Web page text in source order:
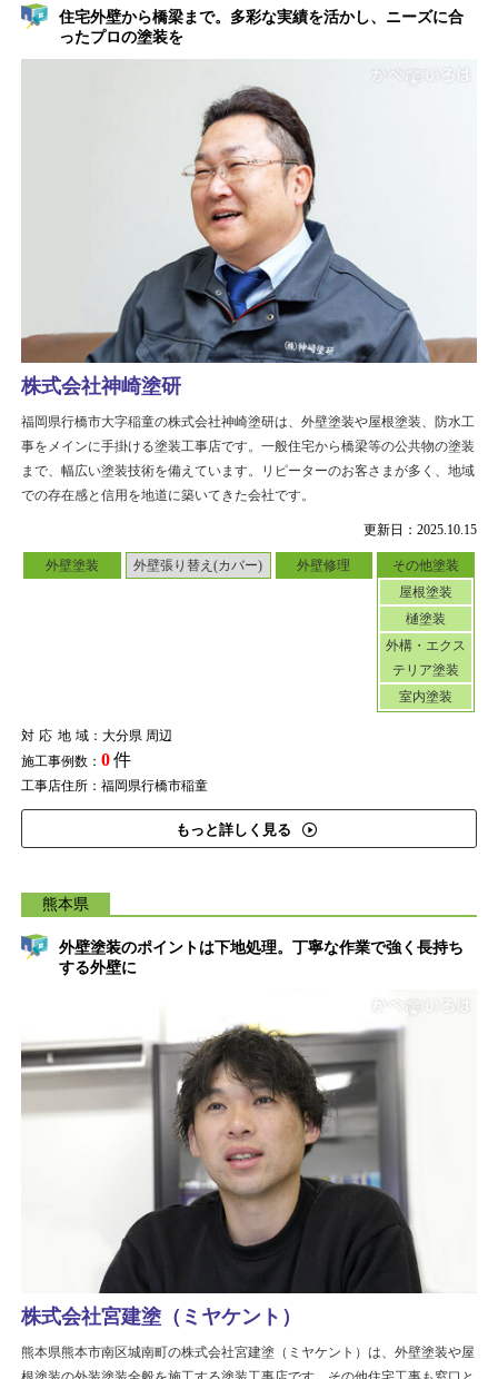
住宅外壁から橋梁まで。多彩な実績を活かし、ニーズに合
ったプロの塗装を
更新日：2025.10.15
外壁塗装 外壁張り替え(カバー) 外壁修理
その他塗装
屋根塗装
樋塗装
外構・エクス
テリア塗装
室内塗装
対応地域：大分県 周辺
施工事例数： 0件
工事店住所：福岡県行橋市稲童
もっと詳しく見る
株式会社神崎塗研
福岡県行橋市大字稲童の株式会社神崎塗研は、外壁塗装や屋根塗装、防水工
事をメインに手掛ける塗装工事店です。一般住宅から橋梁等の公共物の塗装
まで、幅広い塗装技術を備えています。リピーターのお客さまが多く、地域
での存在感と信用を地道に築いてきた会社です。
熊本県
外壁塗装のポイントは下地処理。丁寧な作業で強く長持ち
する外壁に
株式会社宮建塗（ミヤケント）
熊本県熊本市南区城南町の株式会社宮建塗（ミヤケント）は、外壁塗装や屋